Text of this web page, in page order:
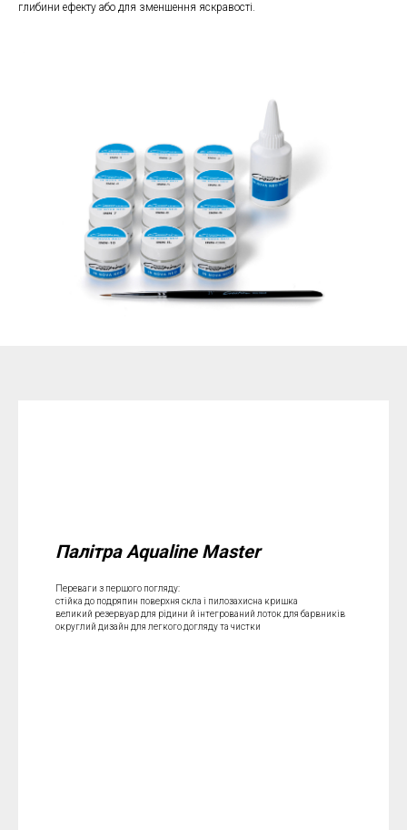
глибини ефекту або для зменшення яскравості.
Палітра Aqualine Master
Переваги з першого погляду:
стійка до подряпин поверхня скла і пилозахисна кришка
великий резервуар для рідини й інтегрований лоток для барвників
округлий дизайн для легкого догляду та чистки